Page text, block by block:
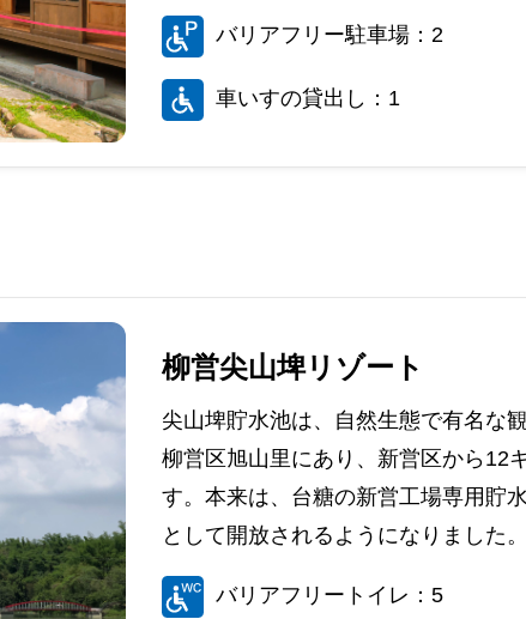
バリアフリー駐車場：2
車いすの貸出し：1
柳営尖山埤リゾート
尖山埤貯水池は、自然生態で有名な
柳営区旭山里にあり、新営区から12
す。本来は、台糖の新営工場専用貯
として開放されるようになりました
バリアフリートイレ：5